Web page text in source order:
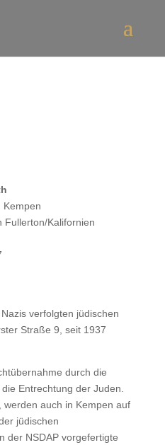
Kalifornien
verfolgten jüdischen
Straße 9, seit 1937
durch die
Entrechtung der Juden.
werden auch in Kempen auf
jüdischen
der NSDAP vorgefertigte